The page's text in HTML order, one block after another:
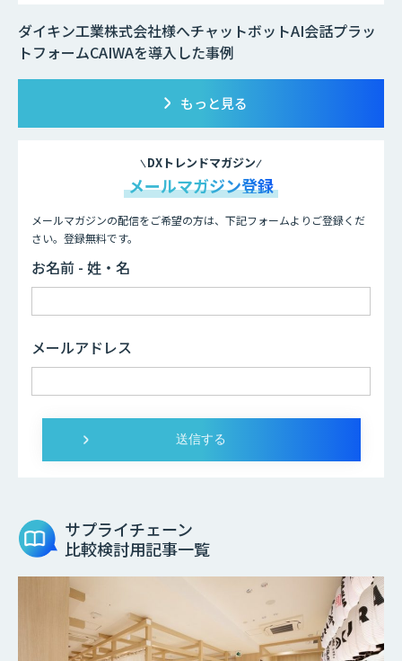
ダイキン工業株式会社様へチャットボットAI会話プラッ
トフォームCAIWAを導入した事例
もっと見る
DXトレンドマガジン
メールマガジン登録
メールマガジンの配信をご希望の方は、下記フォームよりご登録くだ
さい。登録無料です。
お名前 - 姓・名
メールアドレス
サプライチェーン
比較検討用記事一覧